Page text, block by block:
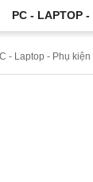
PC - LAPTOP -
- Laptop - Phụ kiện